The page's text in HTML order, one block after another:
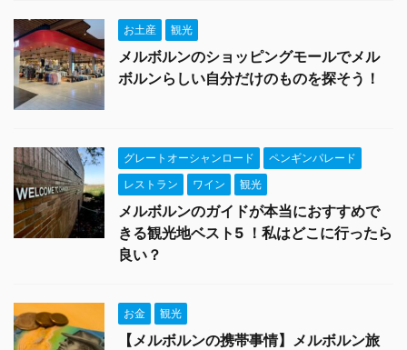
お土産 観光
メルボルンのショッピングモールでメル
ボルンらしい自分だけのものを探そう！
グレートオーシャンロード
ペンギンパレード
レストラン
ワイン 観光
メルボルンのガイドが本当におすすめで
きる観光地ベスト5 ！私はどこに行ったら
良い？
お金 観光
【メルボルンの携帯事情】メルボルン旅